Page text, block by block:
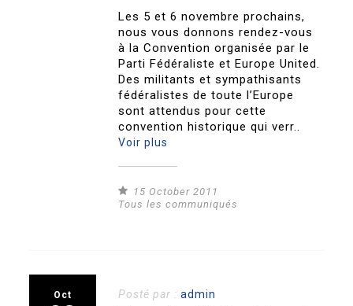
Les 5 et 6 novembre prochains,
nous vous donnons rendez-vous
à la Convention organisée par le
Parti Fédéraliste et Europe United.
Des militants et sympathisants
fédéralistes de toute l’Europe
sont attendus pour cette
convention historique qui verr..
Voir plus
15 October 2011
Tous les communiqués
Oct Posté par :admin